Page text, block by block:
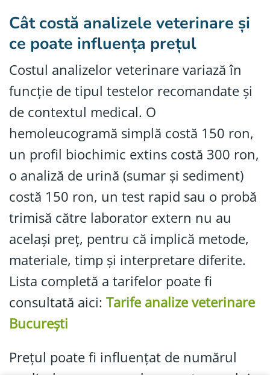
Cât costă analizele veterinare și
ce poate influența prețul
Costul analizelor veterinare variază în
funcție de tipul testelor recomandate și
de contextul medical. O
hemoleucogramă simplă costă 150 ron,
un profil biochimic extins costă 300 ron,
o analiză de urină (sumar și sediment)
costă 150 ron, un test rapid sau o probă
trimisă către laborator extern nu au
același preț, pentru că implică metode,
materiale, timp și interpretare diferite.
Lista completă a tarifelor poate fi
consultată aici: Tarife analize veterinare
București
Prețul poate fi influențat de numărul